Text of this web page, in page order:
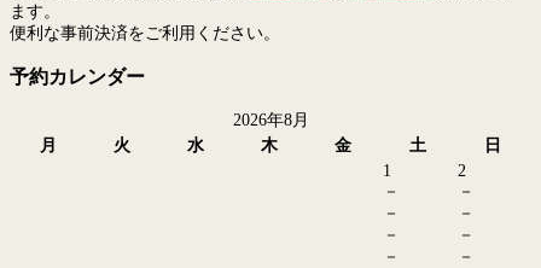
ます。
便利な事前決済をご利用ください。
予約カレンダー
2026年8月
月
火 水 木 金 土
日
1
－
－
－
－
2
－
－
－
－